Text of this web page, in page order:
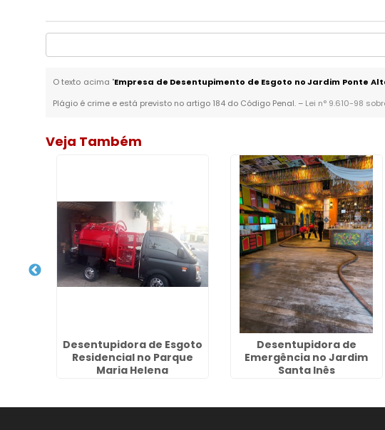
O texto acima "Empresa de Desentupimento de Esgoto no Jardim Ponte
Plágio é crime e está previsto no artigo 184 do Código Penal. – Lei n° 9.610-98
Veja Também
Desentupidora de Esgoto
Residencial no Parque
Maria Helena
Desentupidora de
Emergência no Jardim
Santa Inês